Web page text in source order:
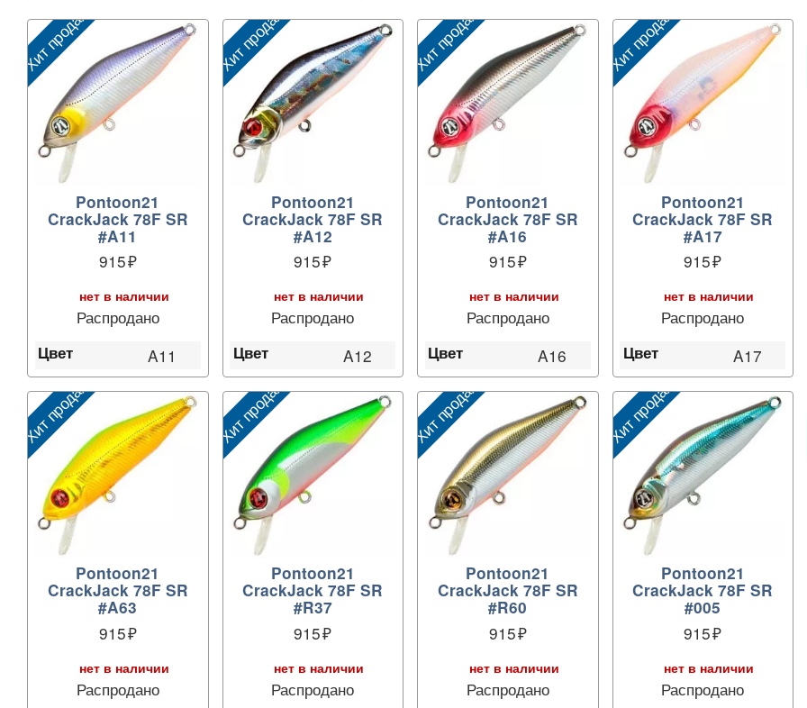
Хит продаж
Pontoon21
CrackJack 78F SR
#A11
915
нет в наличии
Распродано
Цвет A11
Хит продаж
Pontoon21
CrackJack 78F SR
#A12
915
нет в наличии
Распродано
Цвет A12
Хит продаж
Pontoon21
CrackJack 78F SR
#A16
915
нет в наличии
Распродано
Цвет A16
Хит продаж
Pontoon21
CrackJack 78F SR
#A17
915
нет в наличии
Распродано
Цвет A17
Хит продаж
Pontoon21
CrackJack 78F SR
#A63
915
нет в наличии
Распродано
Хит продаж
Pontoon21
CrackJack 78F SR
#R37
915
нет в наличии
Распродано
Хит продаж
Pontoon21
CrackJack 78F SR
#R60
915
нет в наличии
Распродано
Хит продаж
Pontoon21
CrackJack 78F SR
#005
915
нет в наличии
Распродано